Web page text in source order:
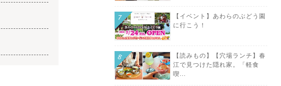
【イベント】あわらのぶどう園
に行こう！
【読みもの】【穴場ランチ】春
江で見つけた隠れ家。「軽食
喫...